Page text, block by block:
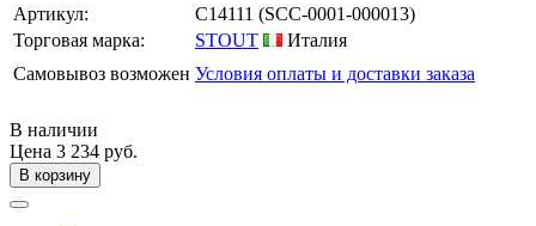
Артикул: C14111 (SCC-0001-000013)
Торговая марка:
STOUT
Италия
Самовывоз возможен Условия оплаты и доставки заказа
В наличии
Цена 3 234 руб.
В корзину